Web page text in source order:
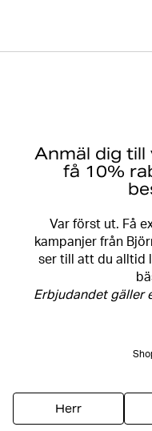
Anmäl dig
få 10%
Var först ut. Få
kampanjer från
ser till att du alltid
Erbjudandet gäller
Herr